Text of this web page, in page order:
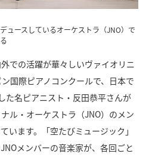
ュースしているオーケストラ（JNO）で
での活躍が華々しいヴァイオリニ
国際ピアノコンクールで、日本で
た名ピアニスト・反田恭平さんが
ル・オーケストラ（JNO）のメン
います。「空たびミュージック」
メンバーの音楽家が、各回ごと